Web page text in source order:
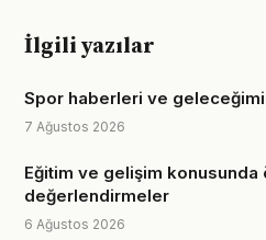
İlgili yazılar
Spor haberleri ve
7 Ağustos 2026
Eğitim ve gelişim konusunda
değerlendirmeler
6 Ağustos 2026